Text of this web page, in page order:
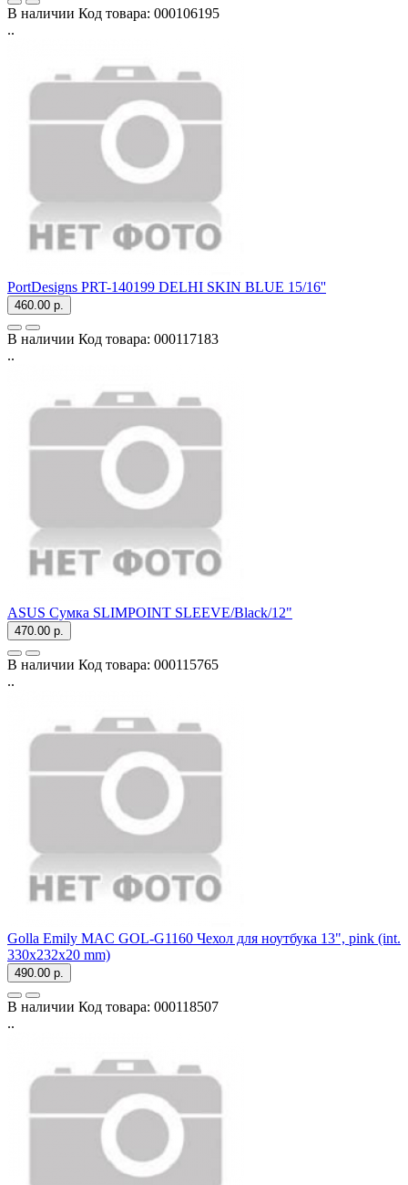
В наличии Код товара: 000106195
..
PortDesigns PRT-140199 DELHI SKIN BLUE 15/16''
460.00 р.
В наличии Код товара: 000117183
..
ASUS Сумка SLIMPOINT SLEEVE/Black/12"
470.00 р.
В наличии Код товара: 000115765
..
Golla Emily MAC GOL-G1160 Чехол для ноутбука 13", pink (int.
330x232x20 mm)
490.00 р.
В наличии Код товара: 000118507
..